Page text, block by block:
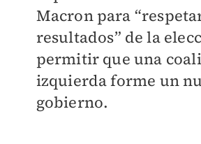
Macron para
resultados” de la
permitir que una
izquierda forme un
gobierno.